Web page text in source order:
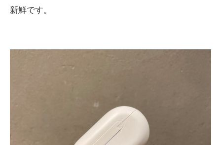
新鮮です。